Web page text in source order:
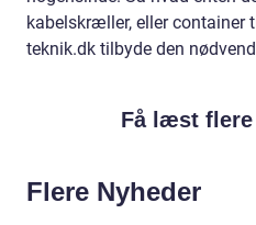
kabelskræller, eller container
teknik.dk tilbyde den
Få læst
Flere Nyheder